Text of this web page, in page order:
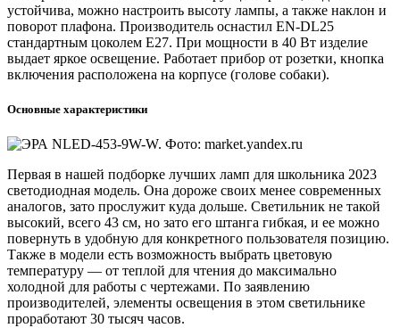
устойчива, можно настроить высоту лампы, а также наклон и
поворот плафона. Производитель оснастил EN-DL25
стандартным цоколем Е27. При мощности в 40 Вт изделие
выдает яркое освещение. Работает прибор от розетки, кнопка
включения расположена на корпусе (голове собаки).
Основные характеристики
Первая в нашей подборке лучших ламп для школьника 2023
светодиодная модель. Она дороже своих менее современных
аналогов, зато прослужит куда дольше. Светильник не такой
высокий, всего 43 см, но зато его штанга гибкая, и ее можно
повернуть в удобную для конкретного пользователя позицию.
Также в модели есть возможность выбрать цветовую
температуру — от теплой для чтения до максимально
холодной для работы с чертежами. По заявлению
производителей, элементы освещения в этом светильнике
проработают 30 тысяч часов.